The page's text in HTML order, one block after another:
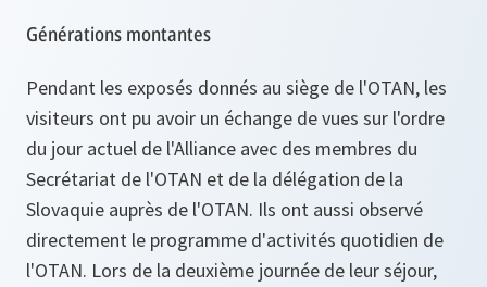
Générations montantes
Pendant les exposés donnés au siège de l'OTAN, les
visiteurs ont pu avoir un échange de vues sur l'ordre
du jour actuel de l'Alliance avec des membres du
Secrétariat de l'OTAN et de la délégation de la
Slovaquie auprès de l'OTAN. Ils ont aussi observé
directement le programme d'activités quotidien de
l'OTAN. Lors de la deuxième journée de leur séjour,